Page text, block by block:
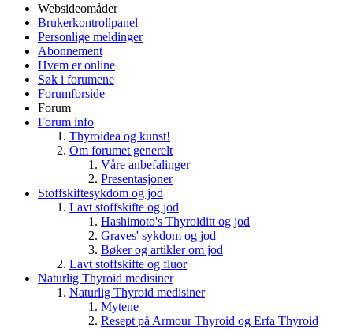
Websideomåder
Brukerkontrollpanel
Personlige meldinger
Abonnement
Hvem er online
Søk i forumene
Forumforside
Forum
Forum info
Thyroidea og kunst!
Om forumet generelt
Våre anbefalinger
Presentasjoner
Stoffskiftesykdom og jod
Lavt stoffskifte og jod
Hashimoto's Thyroiditt og jod
Graves' sykdom og jod
Bøker og artikler om jod
Lavt stoffskifte og fluor
Naturlig Thyroid medisiner
Naturlig Thyroid medisiner
Mytene
Resept på Armour Thyroid og Erfa Thyroid